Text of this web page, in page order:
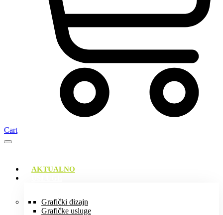
Cart
AKTUALNO
Grafički dizajn
Grafičke usluge